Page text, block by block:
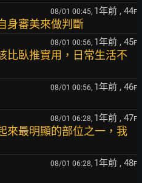
08/01 00:45, 1年前 , 44F
身審美來做判斷
08/01 00:56, 1年前 , 45F
比臥推實用，日常生活不
08/01 00:56, 1年前 , 46F
08/01 06:28, 1年前 , 47F
來最明顯的部位之一，我
08/01 06:28, 1年前 , 48F